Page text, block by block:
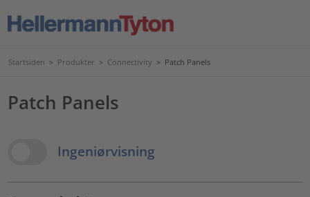
Startsiden > Produkter > Connectivity > Patch Panels
Patch Panels
View OptionsIngeniørvisning